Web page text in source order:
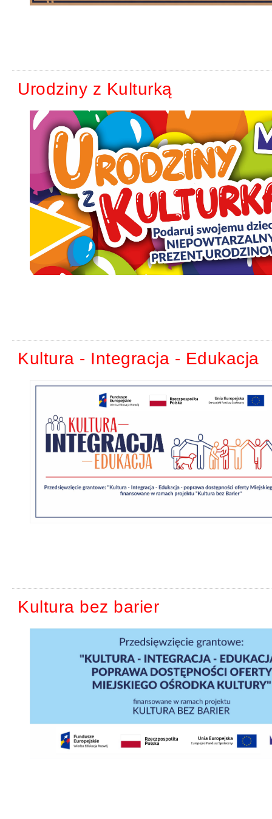
Urodziny z Kulturką
Kultura - Integracja - Edukacja
Kultura bez barier